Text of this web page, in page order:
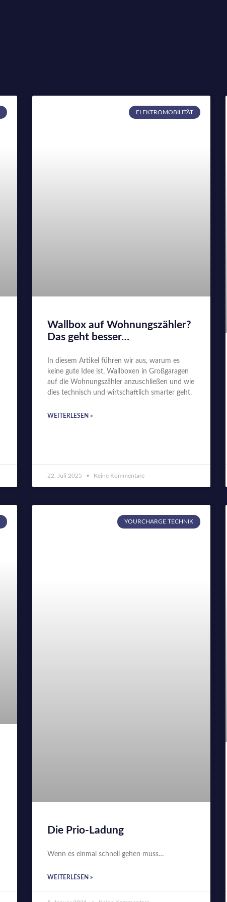
ELEKTROMOBILITÄT
Wallbox auf Wohnungszähler?
Das geht besser…
In diesem Artikel führen wir aus, warum es
keine gute Idee ist, Wallboxen in Großgaragen
auf die Wohnungszähler anzuschließen und wie
dies technisch und wirtschaftlich smarter geht.
WEITERLESEN »
22. Juli 2025 Keine Kommentare
YOURCHARGE TECHNIK
Die Prio-Ladung
Wenn es einmal schnell gehen muss…
WEITERLESEN »